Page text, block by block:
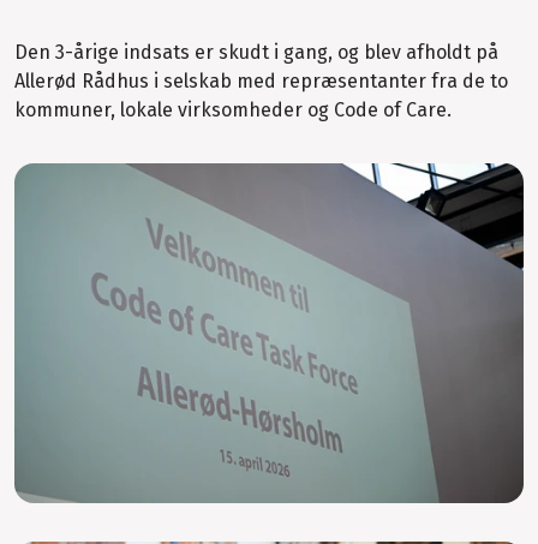
Den 3-årige indsats er skudt i gang, og blev afholdt på
Allerød Rådhus i selskab med repræsentanter fra de to
kommuner, lokale virksomheder og Code of Care.